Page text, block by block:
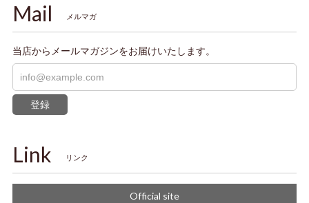
Mail メルマガ
当店からメールマガジンをお届けいたします。
登録
Link リンク
Official site